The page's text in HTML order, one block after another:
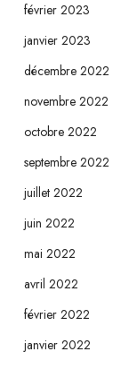
février 2023
janvier 2023
décembre 2022
novembre 2022
octobre 2022
septembre 2022
juillet 2022
juin 2022
mai 2022
avril 2022
février 2022
janvier 2022